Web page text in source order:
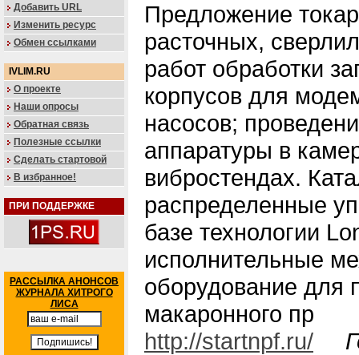
Добавить URL
Изменить ресурс
Обмен ссылками
IVLIM.RU
О проекте
Наши опросы
Обратная связь
Полезные ссылки
Сделать стартовой
В избранное!
ПРИ ПОДДЕРЖКЕ
РАССЫЛКА АНОНСОВ
ЖУРНАЛА ХИТРОГО
ЛИСА
Предложение
расточных,
работ обработки
корпусов для
насосов;
аппаратуры в
вибростендах.
распределенные
базе технологии
исполнительные
оборудование для
макаронного пр
http://startnpf.ru/